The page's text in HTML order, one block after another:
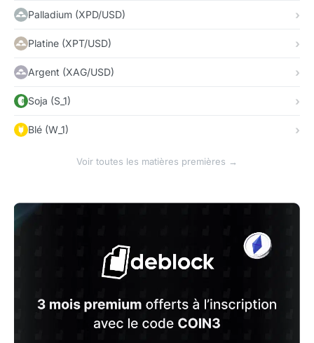
Palladium (XPD/USD)
Platine (XPT/USD)
Argent (XAG/USD)
Soja (S_1)
Blé (W_1)
Voir toutes les matières premières →